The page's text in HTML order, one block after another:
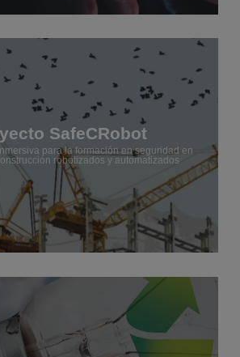
SafeCRobot
para la formación en seguridad en
robotizados y automatizados